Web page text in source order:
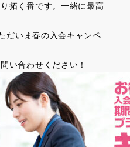
拓く番です。一緒に最高
だいま春の入会キャンペ
い合わせください！